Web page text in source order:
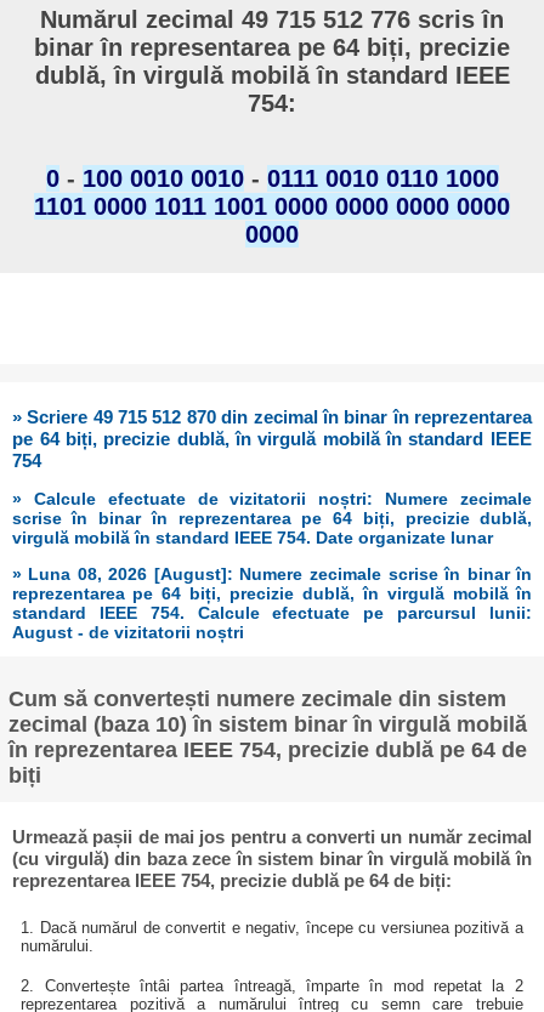
Numărul zecimal 49 715 512 776 scris în
binar în representarea pe 64 biți, precizie
dublă, în virgulă mobilă în standard IEEE
754:
0- 100 0010 0010- 0111 0010 0110 1000
1101 0000 1011 1001 0000 0000 0000 0000
0000
» Scriere 49 715 512 870 din zecimal în binar în reprezentarea
pe 64 biți, precizie dublă, în virgulă mobilă în standard IEEE
754
» Calcule efectuate de vizitatorii noștri: Numere zecimale
scrise în binar în reprezentarea pe 64 biți, precizie dublă,
virgulă mobilă în standard IEEE 754. Date organizate lunar
» Luna 08, 2026 [August]: Numere zecimale scrise în binar în
reprezentarea pe 64 biți, precizie dublă, în virgulă mobilă în
standard IEEE 754. Calcule efectuate pe parcursul lunii:
August - de vizitatorii noștri
Cum să convertești numere zecimale din sistem
zecimal (baza 10) în sistem binar în virgulă mobilă
în reprezentarea IEEE 754, precizie dublă pe 64 de
biți
Urmează pașii de mai jos pentru a converti un număr zecimal
(cu virgulă) din baza zece în sistem binar în virgulă mobilă în
reprezentarea IEEE 754, precizie dublă pe 64 de biți:
1. Dacă numărul de convertit e negativ, începe cu versiunea pozitivă a
numărului.
2. Convertește întâi partea întreagă, împarte în mod repetat la 2
reprezentarea pozitivă a numărului întreg cu semn care trebuie